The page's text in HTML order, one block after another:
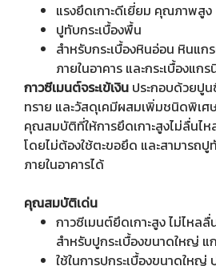
แรงยึดเกาะดีเยี่ยม คุณภาพสูง
ปูทับกระเบื้องพื้น
สำหรับกระเบื้องหินอ่อน หินแ
ภายในอาคาร และกระเบื้องแ
กาวซีเมนต์จระเข้เงิน ประกอบด้วยปู
ทราย และวัสดุเคมีผสมเพิ่มชนิดพิเ
คุณสมบัติที่ให้การยึดเกาะสูงไม่ลื่นไ
โดยไม่ต้องใช้ตะขอยึด และสามารถ
ภายในอาคารได้
คุณสมบัติเด่น
กาวซีเมนต์ยึดเกาะสูง ไม่ไหล
สำหรับปูกระเบื้องขนาดใหญ่ แ
ใช้ในการปูกระเบื้องขนาดให